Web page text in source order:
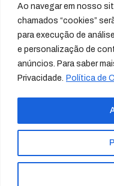
Ao navegar em nosso
chamados “cookies”
para execução de
e personalização de
anúncios. Para saber
Privacidade. Política de
Aviso de privacidade
Terms of Use
Security
Antitrust Statement
Submitting your info. This